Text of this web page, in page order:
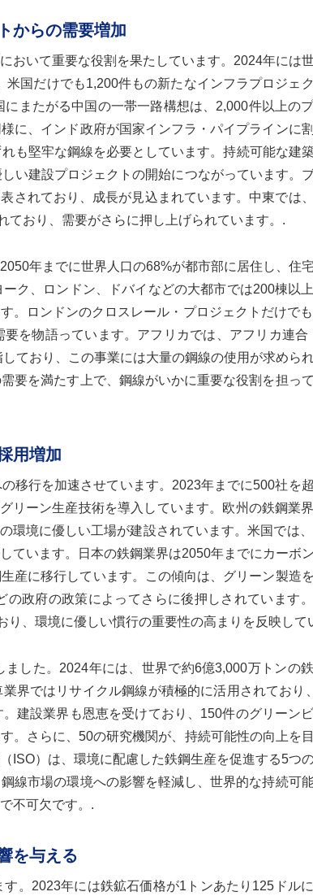
からの需要増加
おいて重要な役割を果たしています。2024年には
国だけでも1,200件もの新たなインフラプロジェ
またがる中国の一帯一路構想は、2,000件以上の
に、インド政府が国家インフラ・パイプラインに
も堅牢な鋼線を必要としています。持続可能な建
い建設プロジェクトの開始につながっています。
されており、成長が見込まれています。中東では
ており、需要がさらに押し上げられています。.
年までに世界人口の68%が都市部に居住し、住
ク、ロンドン、ドバイなどの大都市では200棟以
。ロンドンのクロスレール・プロジェクトだけで
を物語っています。アフリカでは、アフリカ連合
ており、この事業には大量の鋼線の使用が求めら
要を満たす上で、鋼線がいかに重要な役割を担っ
用増加
移行を加速させています。2023年までに500社を
リーン生産技術を導入しています。欧州の鉄鋼業
環境に優しい工場が建設されています。米国では
ています。日本の鉄鋼業界は2050年までにカーボ
産に移行しています。この傾向は、グリーン製造
政府の政策によってさらに後押しされています
、環境に優しい慣行の重要性の高まりを反映して
した。2024年には、世界で約6億3,000万トンの
界ではリサイクル鋼線が積極的に活用されており
建設業界も恩恵を受けており、150件のグリーン
。さらに、50の研究機関が、持続可能性の向上を
ISO）は、環境に配慮した鉄鋼生産を促進する5つ
線市場の環境への影響を軽減し、世界的な持続可
不可欠です。.
を与える
。2023年には鉄鉱石価格が1トンあたり125ドル